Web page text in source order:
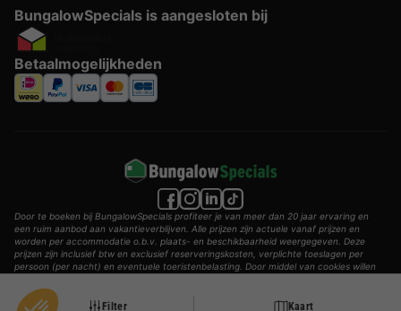
Filter Kaart
BungalowSpecials is aangesloten bij
Betaalmogelijkheden
Door te boeken bij BungalowSpecials profiteer je van meer dan 20 jaar ervaring en
een ruim aanbod aan vakantieverblijven. Alle prijzen zijn actuele vanaf prijzen en
worden per accommodatie o.b.v. plaats- en beschikbaarheid weergegeven. Deze
prijzen zijn inclusief btw en exclusief reserveringskosten, verplichte toeslagen per
persoon (per nacht) en eventuele toeristenbelasting. Door middel van cookies willen
© 2002 - 2025 AddGuests B.V. Alle rechten voorbehouden.